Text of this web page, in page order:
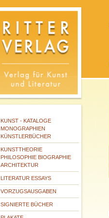
KUNST - KATALOGE
MONOGRAPHIEN
KÜNSTLERBÜCHER
KUNSTTHEORIE
PHILOSOPHIE BIOGRAPHIE
ARCHITEKTUR
LITERATUR ESSAYS
VORZUGSAUSGABEN
SIGNIERTE BÜCHER